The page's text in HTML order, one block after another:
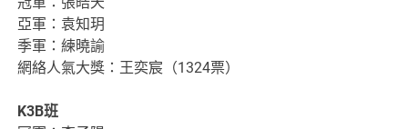
亞軍：袁知玥
季軍：練曉諭
網絡人氣大獎：王奕宸（1324票）
K3B班